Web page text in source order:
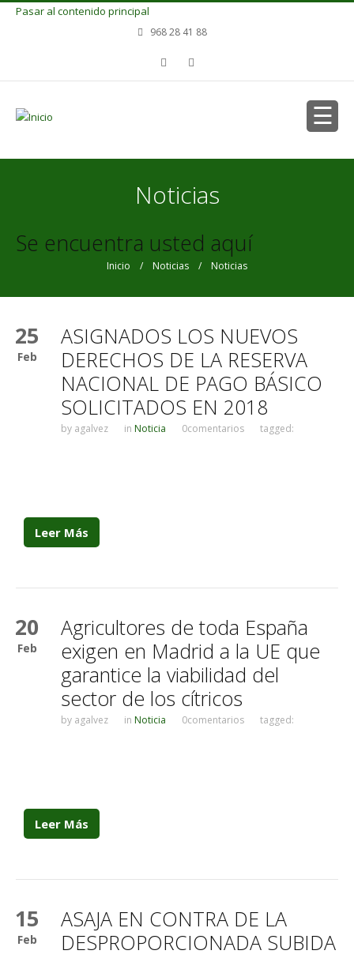
Pasar al contenido principal
968 28 41 88
Noticias
Se encuentra usted aquí
Inicio / Noticias / Noticias
25
Feb
ASIGNADOS LOS NUEVOS
DERECHOS DE LA RESERVA
NACIONAL DE PAGO BÁSICO
SOLICITADOS EN 2018
by agalvez in Noticia 0comentarios tagged:
Leer Más
20
Feb
Agricultores de toda España
exigen en Madrid a la UE que
garantice la viabilidad del
sector de los cítricos
by agalvez in Noticia 0comentarios tagged:
Leer Más
15
Feb
ASAJA EN CONTRA DE LA
DESPROPORCIONADA SUBIDA